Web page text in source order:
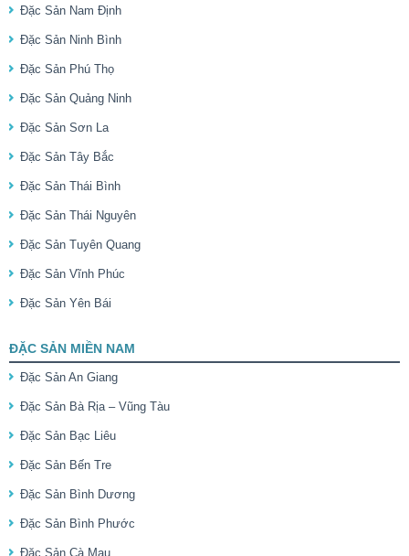
Đặc Sản Nam Định
Đặc Sản Ninh Bình
Đặc Sản Phú Thọ
Đặc Sản Quảng Ninh
Đặc Sản Sơn La
Đặc Sản Tây Bắc
Đặc Sản Thái Bình
Đặc Sản Thái Nguyên
Đặc Sản Tuyên Quang
Đặc Sản Vĩnh Phúc
Đặc Sản Yên Bái
ĐẶC SẢN MIỀN NAM
Đặc Sản An Giang
Đặc Sản Bà Rịa – Vũng Tàu
Đặc Sản Bạc Liêu
Đặc Sản Bến Tre
Đặc Sản Bình Dương
Đặc Sản Bình Phước
Đặc Sản Cà Mau